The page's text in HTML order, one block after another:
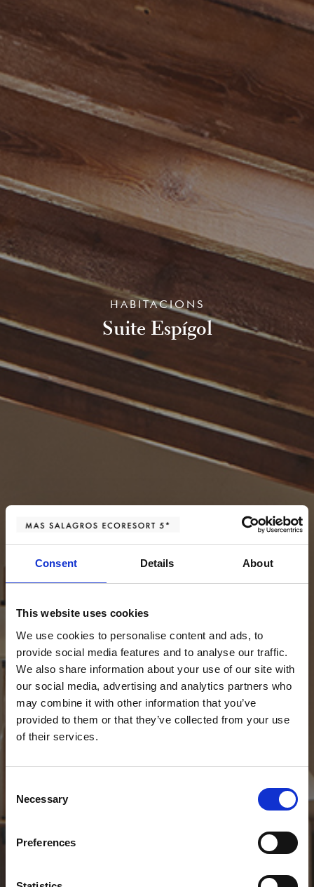
Consent Details About
This website uses cookies
We use cookies to personalise content and ads, to
provide social media features and to analyse our traffic.
We also share information about your use of our site with
our social media, advertising and analytics partners who
may combine it with other information that you’ve
provided to them or that they’ve collected from your use
of their services.
Selection
Necessary
Preferences
HABITACIONS
Suite Espígol